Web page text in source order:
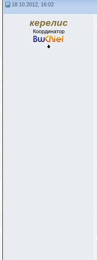
18.10.2012, 16:02
керелис
Координатор